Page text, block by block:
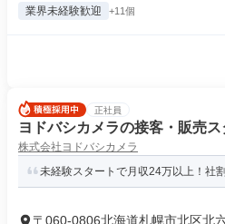
業界未経験歓迎 +11個
正社員
ヨドバシカメラの接客・販売ス
株式会社ヨドバシカメラ
未経験スタートで月収24万以上！社
〒060-0806北海道札幌市北区北